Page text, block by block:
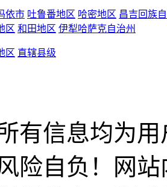
依市 吐鲁番地区 哈密地区 昌吉回族
区 和田地区 伊犁哈萨克自治州
区 直辖县级
有信息均为
险自负！网